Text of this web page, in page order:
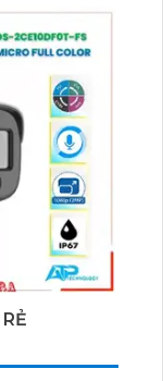
10m và kết
kiệm chi phí
giải lên đến
và công nghệ
IR, giúp
mọi điều